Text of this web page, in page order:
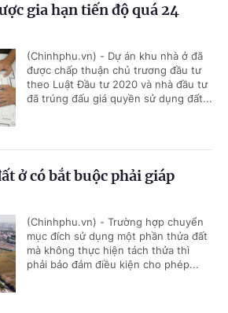
gia hạn tiến độ quá 24
(Chinhphu.vn) - Dự án khu nhà ở đã
được chấp thuận chủ trương đầu tư
theo Luật Đầu tư 2020 và nhà đầu tư
đã trúng đấu giá quyền sử dụng đất...
ở có bắt buộc phải giáp
(Chinhphu.vn) - Trường hợp chuyển
mục đích sử dụng một phần thửa đất
mà không thực hiện tách thửa thì
phải bảo đảm điều kiện cho phép...